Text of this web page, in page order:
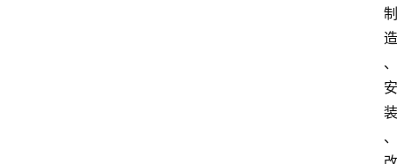
制
造
、
安
装
、